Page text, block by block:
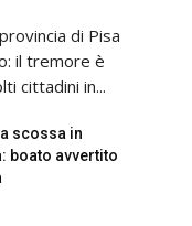
di Pisa
il tremore è
cittadini in...
scossa in
boato avvertito